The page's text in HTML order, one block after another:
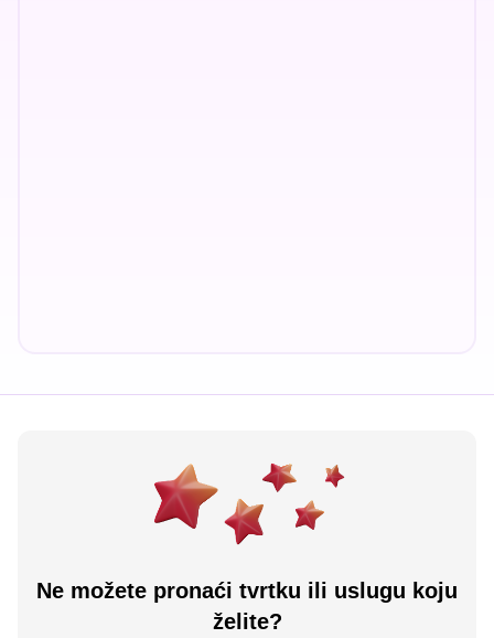
Ne možete pronaći tvrtku ili uslugu koju
želite?